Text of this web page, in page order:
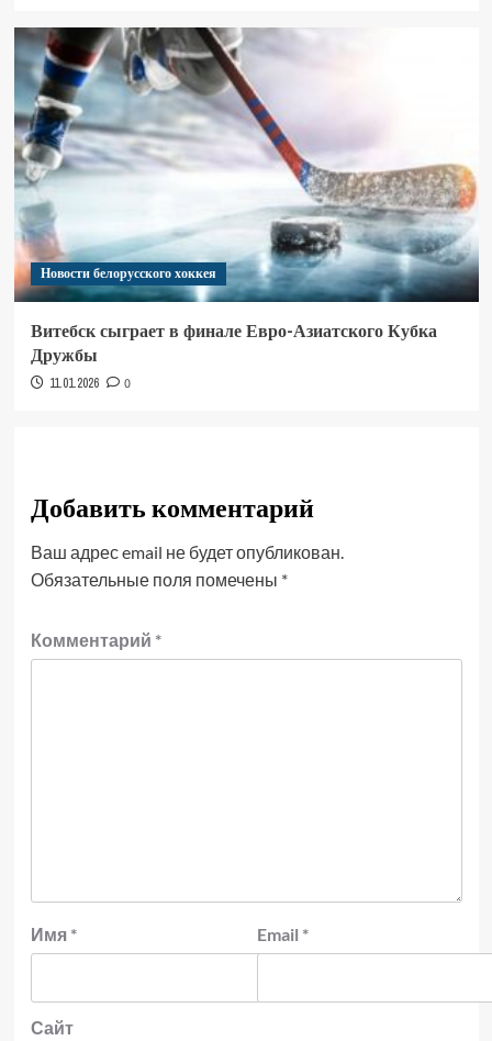
Новости белорусского хоккея
Витебск сыграет в финале Евро-Азиатского Кубка
Дружбы
11.01.2026 0
Добавить комментарий
Ваш адрес email не будет опубликован.
Обязательные поля помечены *
Комментарий *
Имя * Email *
Сайт